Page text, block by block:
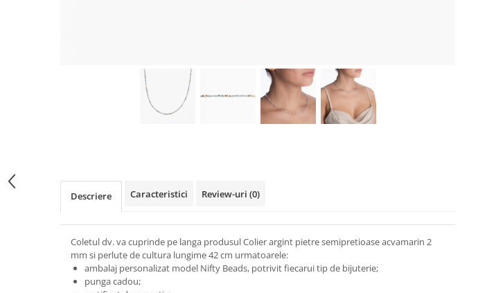
Descriere Caracteristici Review-uri (0)
Coletul dv. va cuprinde pe langa produsul Colier argint pietre semipretioase acvamarin 2
mm si perlute de cultura lungime 42 cm urmatoarele:
ambalaj personalizat model Nifty Beads, potrivit fiecarui tip de bijuterie;
punga cadou;